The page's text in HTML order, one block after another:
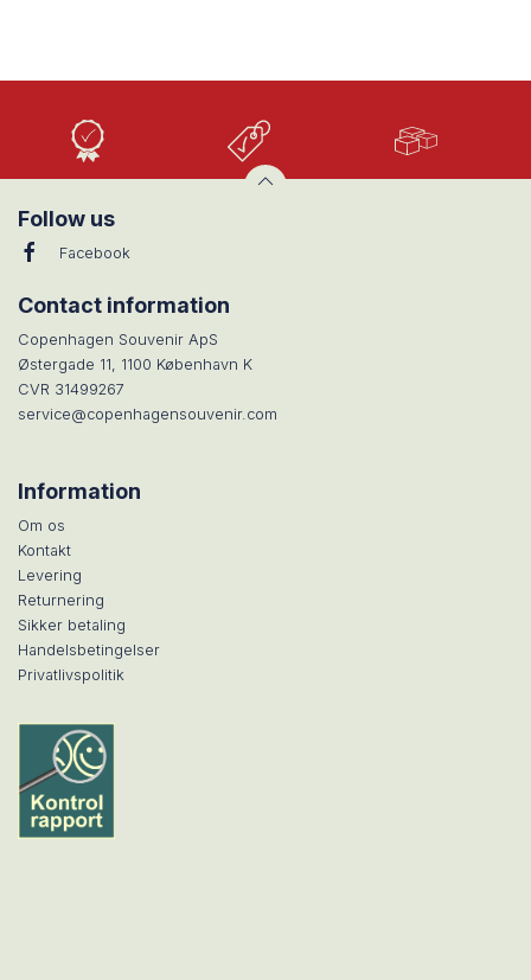
Kvalitet
Follow us
Facebook
Contact information
Copenhagen Souvenir ApS
Østergade 11, 1100 København K
CVR 31499267
service@copenhagensouvenir.com
Information
Om os
Kontakt
Levering
Returnering
Sikker betaling
Handelsbetingelser
Privatlivspolitik